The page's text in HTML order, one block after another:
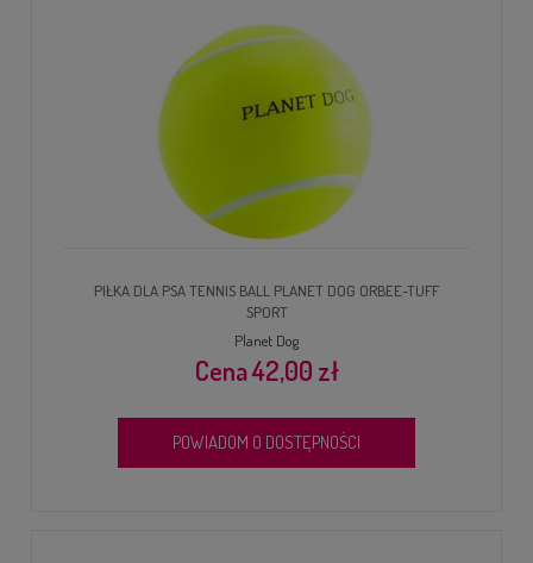
PIŁKA DLA PSA TENNIS BALL PLANET DOG ORBEE-TUFF
SPORT
Planet Dog
42,00 zł
POWIADOM O DOSTĘPNOŚCI